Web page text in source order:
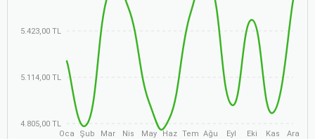
5.423,00 TL
5.114,00 TL
4.805,00 TL
Oca
Şub Mar Nis May Haz Tem Ağu Eyl Eki Kas Ara